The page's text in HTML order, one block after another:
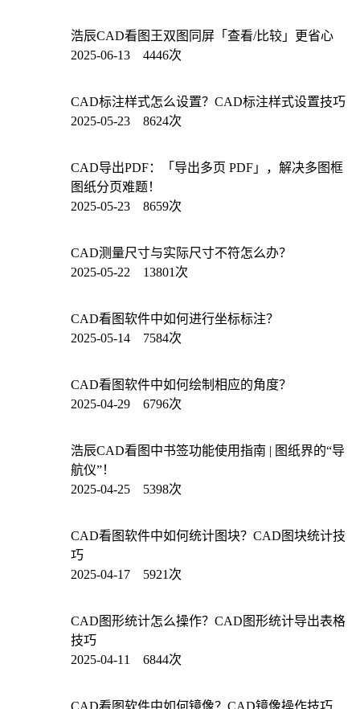
浩辰CAD看图王双图同屏「查看/比较」更省心
2025-06-13 4446次
CAD标注样式怎么设置？CAD标注样式设置技巧
2025-05-23 8624次
CAD导出PDF：「导出多页 PDF」，解决多图框
图纸分页难题！
2025-05-23 8659次
CAD测量尺寸与实际尺寸不符怎么办？
2025-05-22 13801次
CAD看图软件中如何进行坐标标注？
2025-05-14 7584次
CAD看图软件中如何绘制相应的角度？
2025-04-29 6796次
浩辰CAD看图中书签功能使用指南 | 图纸界的“导
航仪”！
2025-04-25 5398次
CAD看图软件中如何统计图块？CAD图块统计技
巧
2025-04-17 5921次
CAD图形统计怎么操作？CAD图形统计导出表格
技巧
2025-04-11 6844次